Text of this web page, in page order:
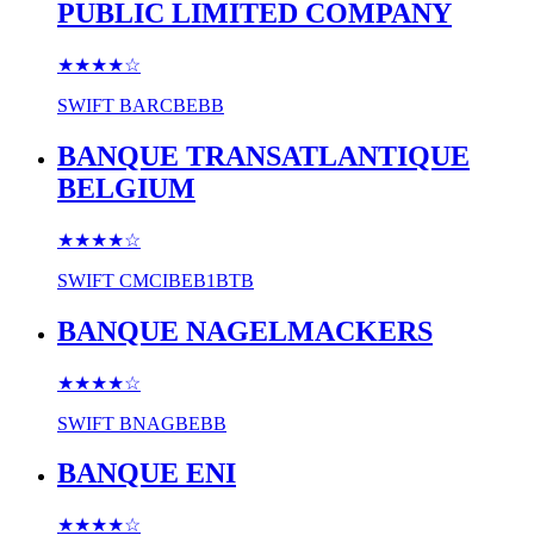
PUBLIC LIMITED COMPANY
★★★★☆
SWIFT BARCBEBB
BANQUE TRANSATLANTIQUE
BELGIUM
★★★★☆
SWIFT CMCIBEB1BTB
BANQUE NAGELMACKERS
★★★★☆
SWIFT BNAGBEBB
BANQUE ENI
★★★★☆